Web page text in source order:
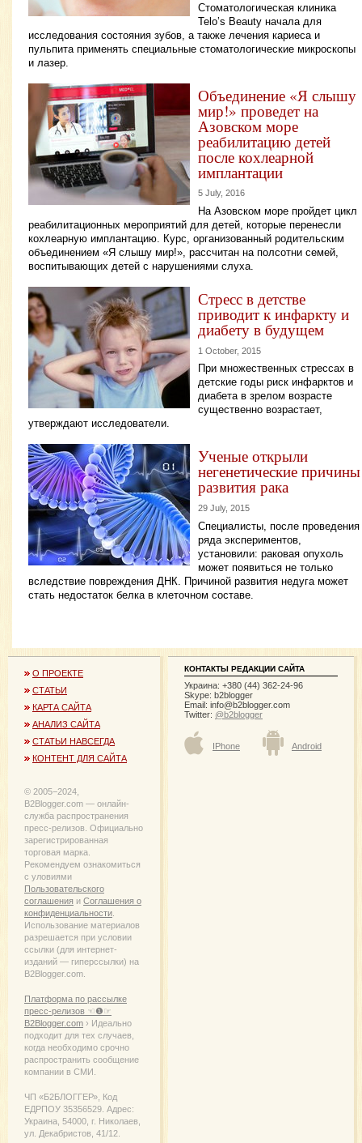
Стоматологическая клиника
Telo’s Beauty начала для
исследования состояния зубов, а также лечения кариеса и
пульпита применять специальные стоматологические микроскопы
и лазер.
Объединение «Я слышу
мир!» проведет на
Азовском море
реабилитацию детей
после кохлеарной
имплантации
5 July, 2016
На Азовском море пройдет цикл
реабилитационных мероприятий для детей, которые перенесли
кохлеарную имплантацию. Курс, организованный родительским
объединением «Я слышу мир!», рассчитан на полсотни семей,
воспитывающих детей с нарушениями слуха.
Стресс в детстве
приводит к инфаркту и
диабету в будущем
1 October, 2015
При множественных стрессах в
детские годы риск инфарктов и
диабета в зрелом возрасте
существенно возрастает,
утверждают исследователи.
Ученые открыли
негенетические причины
развития рака
29 July, 2015
Специалисты, после проведения
ряда экспериментов,
установили: раковая опухоль
может появиться не только
вследствие повреждения ДНК. Причиной развития недуга может
стать недостаток белка в клеточном составе.
О ПРОЕКТЕ
СТАТЬИ
КАРТА САЙТА
АНАЛИЗ САЙТА
СТАТЬИ НАВСЕГДА
КОНТЕНТ ДЛЯ САЙТА
© 2005−2024,
B2Blogger.com — онлайн-
служба распространения
пресс-релизов. Официально
зарегистрированная
торговая марка.
Рекомендуем ознакомиться
с уловиями
Пользовательского
соглашения и Соглашения о
конфиденциальности.
Использование материалов
разрешается при условии
ссылки (для интернет-
изданий — гиперссылки) на
B2Blogger.com.
Платформа по рассылке
пресс-релизов ☜❶☞
B2Blogger.com › Идеально
подходит для тех случаев,
когда необходимо срочно
распространить сообщение
компании в СМИ.
ЧП «Б2БЛОГГЕР», Код
ЕДРПОУ 35356529. Адрес:
Украина, 54000, г. Николаев,
ул. Декабристов, 41/12.
КОНТАКТЫ РЕДАКЦИИ САЙТА
Украина: +380 (44) 362-24-96
Skype: b2blogger
Email: info@b2blogger.com
Twitter: @b2blogger
IPhone Android